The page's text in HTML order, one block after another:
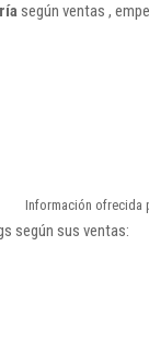
según ventas ,
Información ofrecida
según sus ventas: